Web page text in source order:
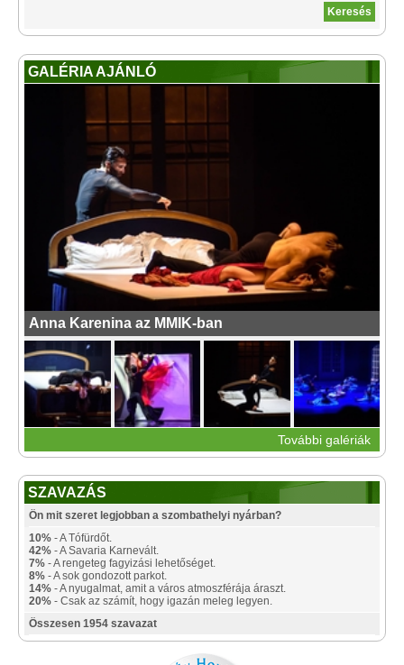
GALÉRIA AJÁNLÓ
Anna Karenina az MMIK-ban
További galériák
SZAVAZÁS
Ön mit szeret legjobban a szombathelyi nyárban?
10% - A Tófürdőt.
42% - A Savaria Karnevált.
7% - A rengeteg fagyizási lehetőséget.
8% - A sok gondozott parkot.
14% - A nyugalmat, amit a város atmoszférája áraszt.
20% - Csak az számít, hogy igazán meleg legyen.
Összesen 1954 szavazat